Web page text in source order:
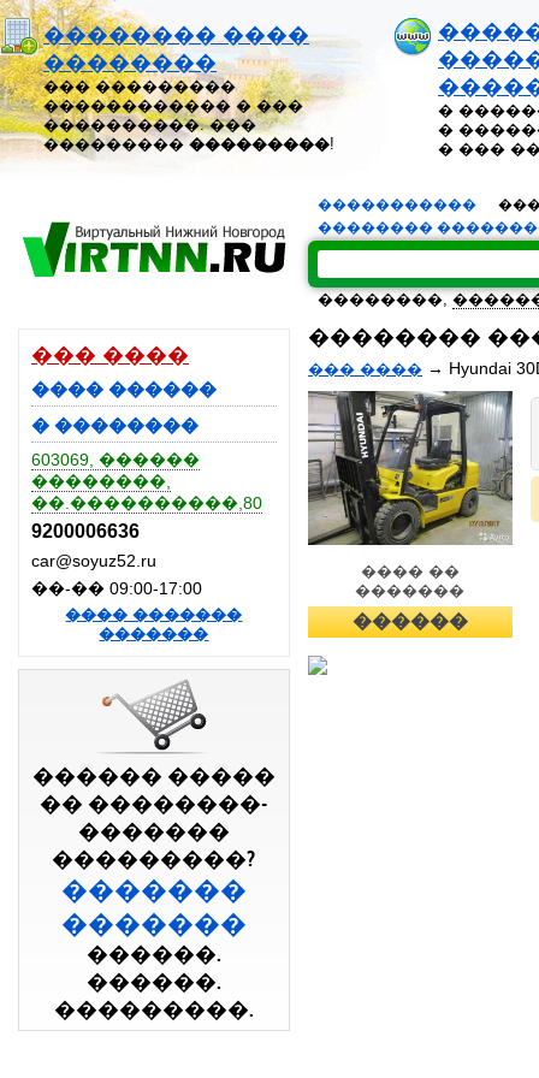
�������� ����
��������
��� ���������
������������ � ���
����������. ���
������������������!
�
�
� ���
�����������
��������
��������,
��� ����
���� ������
� ��������
603069, ������
��������,
��.����������,80
9200006636
car@soyuz52.ru
��-�� 09:00-17:00
���� �������
�������
������ �����
�� ��������-
�������
���������?
�������
�������
������.
������.
���������.
��������
��� ���� → Hyundai
���� ��
�������
������